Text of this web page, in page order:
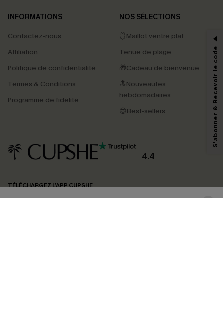
INFORMATIONS
Contactez-nous
Affiliation
Politique de confidentialité
Termes & Conditions
Programme de fidélité
NOS SÉLECTIONS
🩱Maillot ventre plat
Tenue de plage
🎁Cadeau de bienvenue
🔝Nouveautés
hebdomadaires
😍Best-sellers
4.4
TÉLÉCHARGEZ L’APP CUPSHE
PROFITEZ DE -15%
-15% dès 2 Achetés par E-mail
*Un code par commande, valable une seule fois.
En soumettant votre adresse e-mail, vous acceptez de recevoir des e-mails
marketing (y compris du contenu généré par l'IA) de Cupshe et
reconnaissez avoir pris connaissance de nos
pouvons utiliser les données collectées sur notre site ainsi que des
produits susceptibles de vous intéresser, conformément à notre
Politique de
confidentialité
. Vous pouvez vous désabonner à tout moment.
S'abonner & Recevoir le code